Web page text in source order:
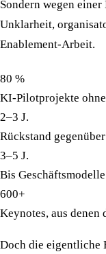
Sondern wegen
Unklarheit,
Enablement-Arbeit.
80 %
KI-Pilotprojekte
2–3 J.
Rückstand
3–5 J.
Bis
600+
Keynotes, aus denen
Doch die eigentliche